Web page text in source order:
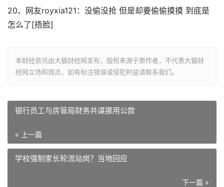
20、网友royxia121：没偷没抢 但是却要偷偷摸摸 到底是
怎么了[捂脸]
本财经资讯由大猫财经网发布，版权来源于原作者，不代表大猫财
经网立场和观点，如有标注错误或侵犯利益请联系我们。
银行员工与房管局财务共谋挪用公款
« 上一篇
学校强制家长轮流站岗？当地回应
下一篇 »